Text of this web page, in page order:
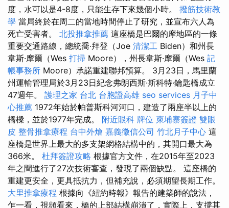
度，水可以是4-8度，只能生存下來幾個小時。 撥筋技術教
學 當局終於在周二的當地時間停止了研究，並宣布六人為
死亡受害者。 北投推拿推薦 這座橋是巴爾的摩地區的一條
重要交通路線，總統喬·拜登（Joe 清潔工 Biden）和州長
韋斯·摩爾（Wes 打掃 Moore），州長韋斯·摩爾（Wes 記
帳事務所 Moore）承諾重建聯邦預算。 3月23日，馬里蘭
州運輸管理局於3月23日紀念弗朗西斯·斯科特·鑰匙橋成立
47週年。 護理之家 台北 台胞證高雄 seo services 月子中
心推薦 1972年始於帕普斯科河河口，建造了兩座半以上的
橋樑，並於1977年完成。 附近眼科 牌位 柬埔寨簽證 雙眼
皮 整骨推拿療程 台中外燴 嘉義徵信公司 竹北月子中心 這
座橋是世界上最大的多支架網格結構中的，其開口最大為
366米。 杜拜簽證攻略 根據官方文件，在2015年至2023
年之間進行了27次技術審查，發現了兩個缺點。 這座橋的
重建更安全，更具抵抗力，但補充說，必須期望長期工作。
大里推拿療程 根據向《紐約時報》報告的建築師的說法，
乍一看，視頻看來，橋的上部結構崩潰了，實際上，支撐其